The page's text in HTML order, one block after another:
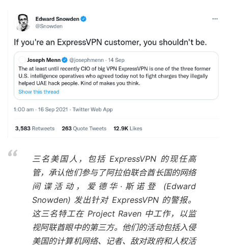
三名美国人，包括 ExpressVPN 的现任高
管，承认他们参与了阿拉伯联合酋长国的网络
间谍活动，爱德华·斯诺登 (Edward
Snowden) 发出针对 ExpressVPN 的警报。
这三名特工在 Project Raven 中工作，以监
视阿联酋眼中的第三方。他们的活动包括入侵
美国的计算机网络、记者、敌对政府和人权活